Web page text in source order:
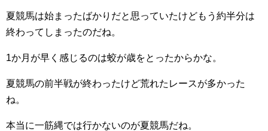
夏競馬は始まったばかりだと思っていたけどもう約半分は
終わってしまったのだね。
1か月が早く感じるのは蛟が歳をとったからかな。
夏競馬の前半戦が終わったけど荒れたレースが多かった
ね。
本当に一筋縄では行かないのが夏競馬だね。